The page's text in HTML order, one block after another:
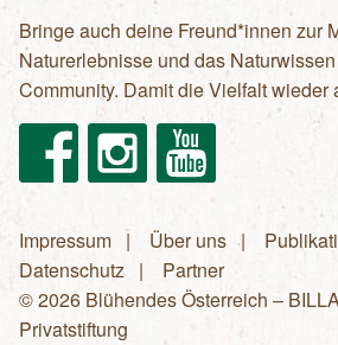
Bringe auch deine Freund*innen zur
Naturerlebnisse und das
Community. Damit die Vielfalt wieder
FacebookInstagram Youtube
Fußzeilenmenü
Impressum Über uns
Datenschutz
Partner
© 2026 Blühendes Österreich –
Privatstiftung